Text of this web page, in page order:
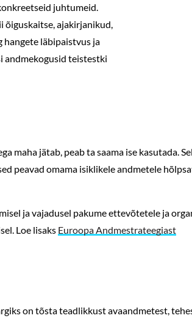
juhtumeid.
ajakirjanikud,
hangete läbipaistvus ja
andmekogusid teistestki
maha jätab, peab ta saama ise kasutada.
peavad omama isiklikele andmetele
ja vajadusel pakume ettevõtetele ja
Loe lisaks Euroopa Andmestrateegiast
on tõsta teadlikkust avaandmetest,